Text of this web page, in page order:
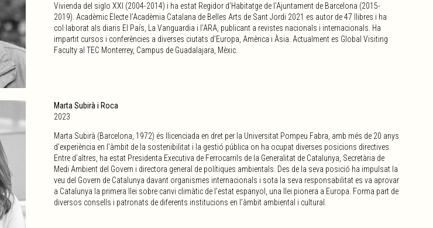
Vivienda del siglo XXI (2004-2014) i ha estat Regidor d’Habitatge de l’Ajuntament de Barcelona (2015-
2019). Acadèmic Electe l’Acadèmia Catalana de Belles Arts de Sant Jordi 2021 es autor de 47 llibres i ha
col·laborat als diaris El País, La Vanguardia i l’ARA, publicant a revistes nacionals i internacionals. Ha
impartit cursos i conferències a diverses ciutats d’Europa, Amèrica i Àsia. Actualment es Global Visiting
Faculty al TEC Monterrey, Campus de Guadalajara, Mèxic.
Marta Subirà i Roca
2023
Marta Subirà (Barcelona, 1972) és llicenciada en dret per la Universitat Pompeu Fabra, amb més de 20 anys
d’experiència en l’àmbit de la sostenibilitat i la gestió pública on ha ocupat diverses posicions directives.
Entre d’altres, ha estat Presidenta Executiva de Ferrocarrils de la Generalitat de Catalunya, Secretària de
Medi Ambient del Govern i directora general de polítiques ambientals. Des de la seva posició ha impulsat la
veu del Govern de Catalunya davant organismes internacionals i sota la seva responsabilitat es va aprovar
a Catalunya la primera llei sobre canvi climàtic de l’estat espanyol, una llei pionera a Europa. Forma part de
diversos consells i patronats de diferents institucions en l’àmbit ambiental i cultural.